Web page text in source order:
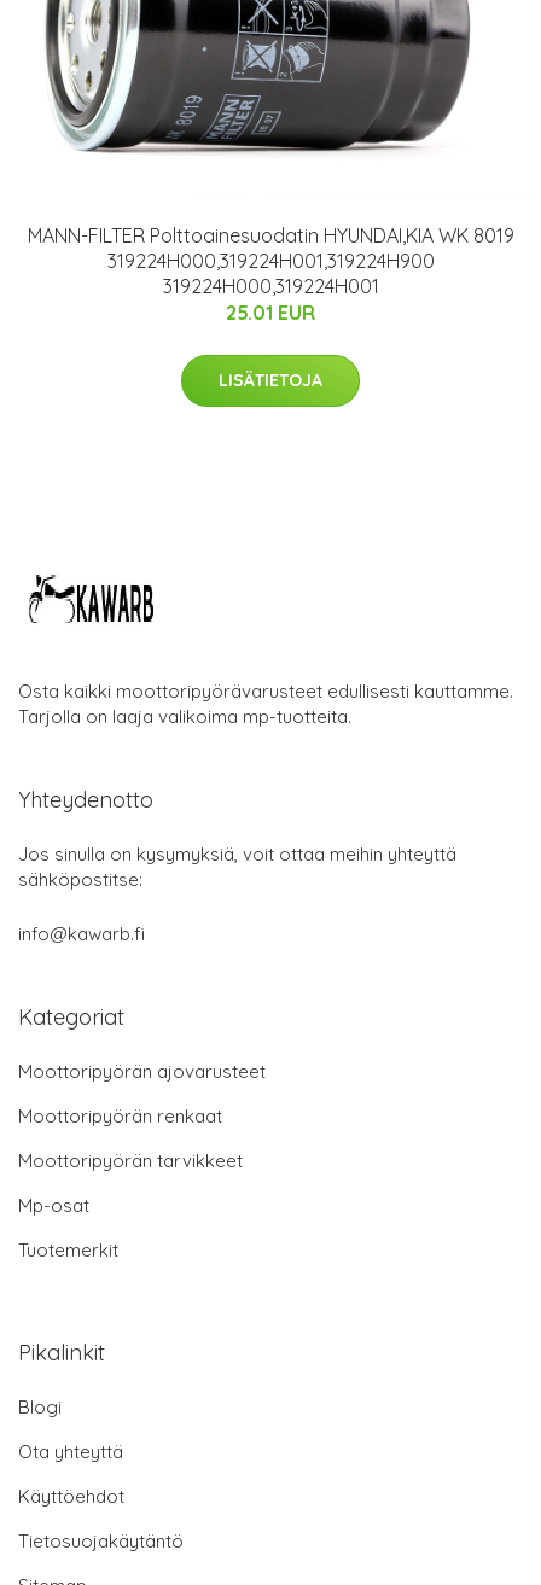
MANN-FILTER Polttoainesuodatin HYUNDAI,KIA WK 8019
319224H000,319224H001,319224H900
319224H000,319224H001
25.01 EUR
LISÄTIETOJA
Osta kaikki moottoripyörävarusteet edullisesti kauttamme.
Tarjolla on laaja valikoima mp-tuotteita.
Yhteydenotto
Jos sinulla on kysymyksiä, voit ottaa meihin yhteyttä
sähköpostitse:
info@kawarb.fi
Kategoriat
Moottoripyörän ajovarusteet
Moottoripyörän renkaat
Moottoripyörän tarvikkeet
Mp-osat
Tuotemerkit
Pikalinkit
Blogi
Ota yhteyttä
Käyttöehdot
Tietosuojakäytäntö